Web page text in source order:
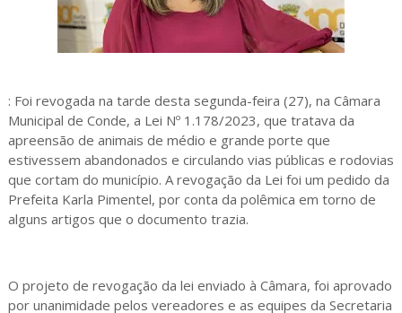
: Foi revogada na tarde desta segunda-feira (27), na Câmara
Municipal de Conde, a Lei Nº 1.178/2023, que tratava da
apreensão de animais de médio e grande porte que
estivessem abandonados e circulando vias públicas e rodovias
que cortam do município. A revogação da Lei foi um pedido da
Prefeita Karla Pimentel, por conta da polêmica em torno de
alguns artigos que o documento trazia.
O projeto de revogação da lei enviado à Câmara, foi aprovado
por unanimidade pelos vereadores e as equipes da Secretaria